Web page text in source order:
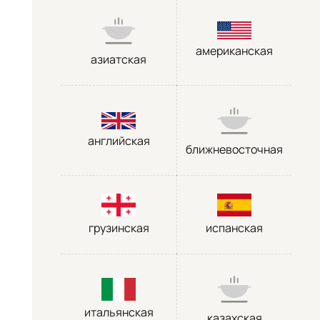
азиатская
американская
английская
ближневосточная
грузинская испанская
итальянская